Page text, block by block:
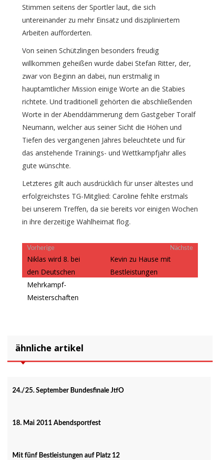
Stimmen seitens der Sportler laut, die sich
untereinander zu mehr Einsatz und diszipliniertem
Arbeiten aufforderten.
Von seinen Schützlingen besonders freudig
willkommen geheißen wurde dabei Stefan Ritter, der,
zwar von Beginn an dabei, nun erstmalig in
hauptamtlicher Mission einige Worte an die Stabies
richtete. Und traditionell gehörten die abschließenden
Worte in der Abenddämmerung dem Gastgeber Toralf
Neumann, welcher aus seiner Sicht die Höhen und
Tiefen des vergangenen Jahres beleuchtete und für
das anstehende Trainings- und Wettkampfjahr alles
gute wünschte.
Letzteres gilt auch ausdrücklich für unser ältestes und
erfolgreichstes TG-Mitglied: Caroline fehlte erstmals
bei unserem Treffen, da sie bereits vor einigen Wochen
in ihre derzeitige Wahlheimat flog.
Beitragsnavigation
VorherigeVorheriger
Beitrag:
Niklas wird 8. bei
den Deutschen
Mehrkampf-
Meisterschaften
NächsteNächster
Kevin zu Hause mit
Bestleistungen
ähnliche artikel
24./25. September Bundesfinale JtfO
18. Mai 2011 Abendsportfest
Mit fünf Bestleistungen auf Platz 12